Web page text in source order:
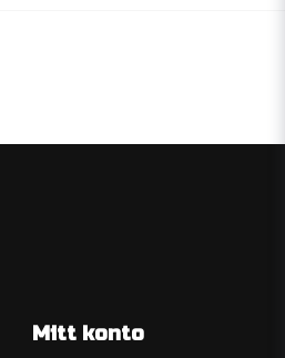
Mitt konto